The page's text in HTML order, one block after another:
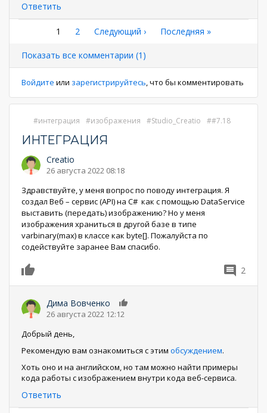
Ответить
Нумерация
страниц
Текущая
1 Страница
2
Следующая
Следующий ›
Последняя
Последняя »
Показать все комментарии (1)
Войдите или зарегистрируйтесь, что бы комментировать
интеграция изображения Studio_Creatio #7.18
ИНТЕГРАЦИЯ
Creatio
26 августа 2022 08:18
Здравствуйте, у меня вопрос по поводу интеграция. Я
создал Веб – сервис (API) на C# как с помощью DataService
выставить (передать) изображению? Но у меня
изображения храниться в другой базе в типе
varbinary(max) в классе как byte[]. Пожалуйста по
содействуйте заранее Вам спасибо.
2
Дима Вовченко
26 августа 2022 12:12
Добрый день,
Рекомендую вам ознакомиться с этим обсуждением.
Хоть оно и на английском, но там можно найти примеры
кода работы с изображением внутри кода веб-сервиса.
Ответить